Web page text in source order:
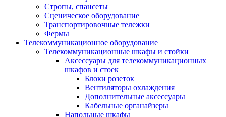
Стропы, спансеты
Сценическое оборудование
Транспортировочные тележки
Фермы
Телекоммуникационное оборудование
Телекоммуникационные шкафы и стойки
Аксессуары для телекоммуникационных
шкафов и стоек
Блоки розеток
Вентиляторы охлаждения
Дополнительные аксессуары
Кабельные органайзеры
Напольные шкафы